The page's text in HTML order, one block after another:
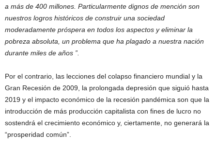
a más de 400 millones. Particularmente dignos de mención son
nuestros logros históricos de construir una sociedad
moderadamente próspera en todos los aspectos y eliminar la
pobreza absoluta, un problema que ha plagado a nuestra nación
durante miles de años ”.
Por el contrario, las lecciones del colapso financiero mundial y la
Gran Recesión de 2009, la prolongada depresión que siguió hasta
2019 y el impacto económico de la recesión pandémica son que la
introducción de más producción capitalista con fines de lucro no
sostendrá el crecimiento económico y, ciertamente, no generará la
“prosperidad común”.